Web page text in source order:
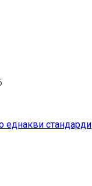
еднакви стандарди